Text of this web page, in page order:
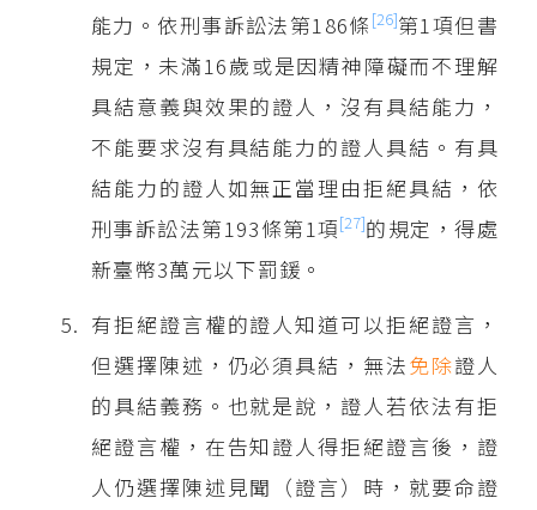
能力。依刑事訴訟法第186條 [26]第1項但書
規定，未滿16歲或是因精神障礙而不理解
具結意義與效果的證人，沒有具結能力，
不能要求沒有具結能力的證人具結。有具
結能力的證人如無正當理由拒絕具結，依
刑事訴訟法第193條第1項[27]的規定，得處
新臺幣3萬元以下罰鍰。
有拒絕證言權的證人知道可以拒絕證言，
但選擇陳述，仍必須具結，無法免除證人
的具結義務。也就是說，證人若依法有拒
絕證言權，在告知證人得拒絕證言後，證
人仍選擇陳述見聞（證言）時，就要命證